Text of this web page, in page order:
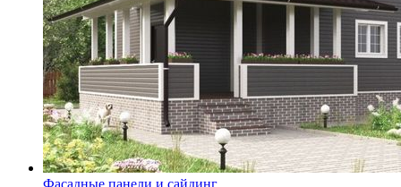
Фасадные панели и сайдинг